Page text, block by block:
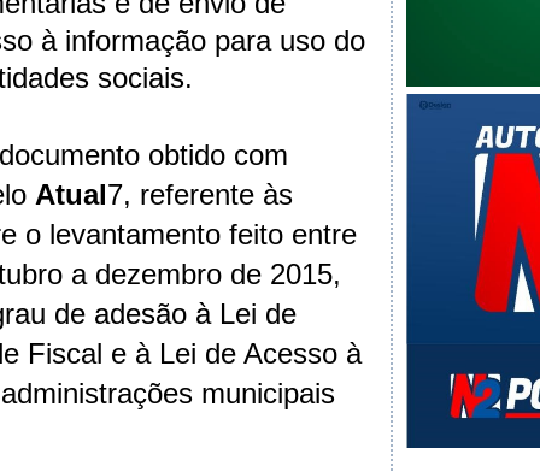
à informação para uso do
sociais.
obtido com
Atual7, referente às
o levantamento feito entre
a dezembro de 2015,
de adesão à Lei de
Fiscal e à Lei de Acesso à
municipais